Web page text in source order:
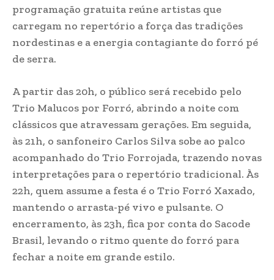
programação gratuita reúne artistas que
carregam no repertório a força das tradições
nordestinas e a energia contagiante do forró pé
de serra.
A partir das 20h, o público será recebido pelo
Trio Malucos por Forró, abrindo a noite com
clássicos que atravessam gerações. Em seguida,
às 21h, o sanfoneiro Carlos Silva sobe ao palco
acompanhado do Trio Forrojada, trazendo novas
interpretações para o repertório tradicional. Às
22h, quem assume a festa é o Trio Forró Xaxado,
mantendo o arrasta-pé vivo e pulsante. O
encerramento, às 23h, fica por conta do Sacode
Brasil, levando o ritmo quente do forró para
fechar a noite em grande estilo.